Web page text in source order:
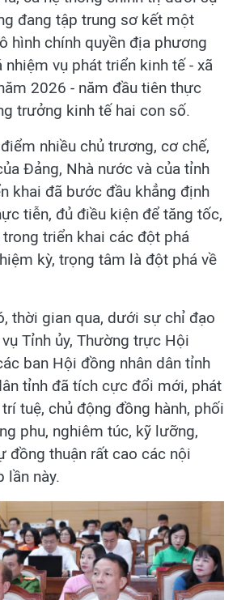
đang tập trung sơ kết một
hình chính quyền địa phương
nhiệm vụ phát triển kinh tế - xã
2026 - năm đầu tiên thực
trưởng kinh tế hai con số.
nhiều chủ trương, cơ chế,
Đảng, Nhà nước và của tỉnh
khai đã bước đầu khẳng định
tiễn, đủ điều kiện để tăng tốc,
triển khai các đột phá
kỳ, trọng tâm là đột phá về
thời gian qua, dưới sự chỉ đạo
Tỉnh ủy, Thường trực Hội
ban Hội đồng nhân dân tỉnh
tỉnh đã tích cực đổi mới, phát
tuệ, chủ động đồng hành, phối
phu, nghiêm túc, kỹ lưỡng,
đồng thuận rất cao các nội
lần này.